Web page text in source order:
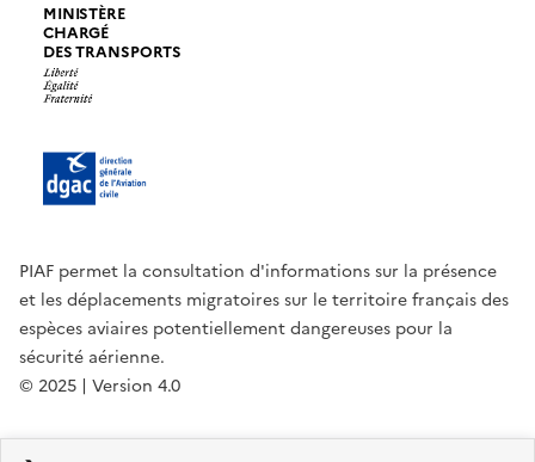
MINISTÈRE
CHARGÉ
DES TRANSPORTS
PIAF permet la consultation d'informations sur la présence
et les déplacements migratoires sur le territoire français des
espèces aviaires potentiellement dangereuses pour la
sécurité aérienne.
© 2025 | Version 4.0
legifrance.gouv.fr gouvernement.fr